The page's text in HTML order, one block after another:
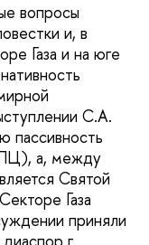
вопросы
и, в
Газа и на юге
С.А.
пассивность
а, между
Святой
Газа
приняли